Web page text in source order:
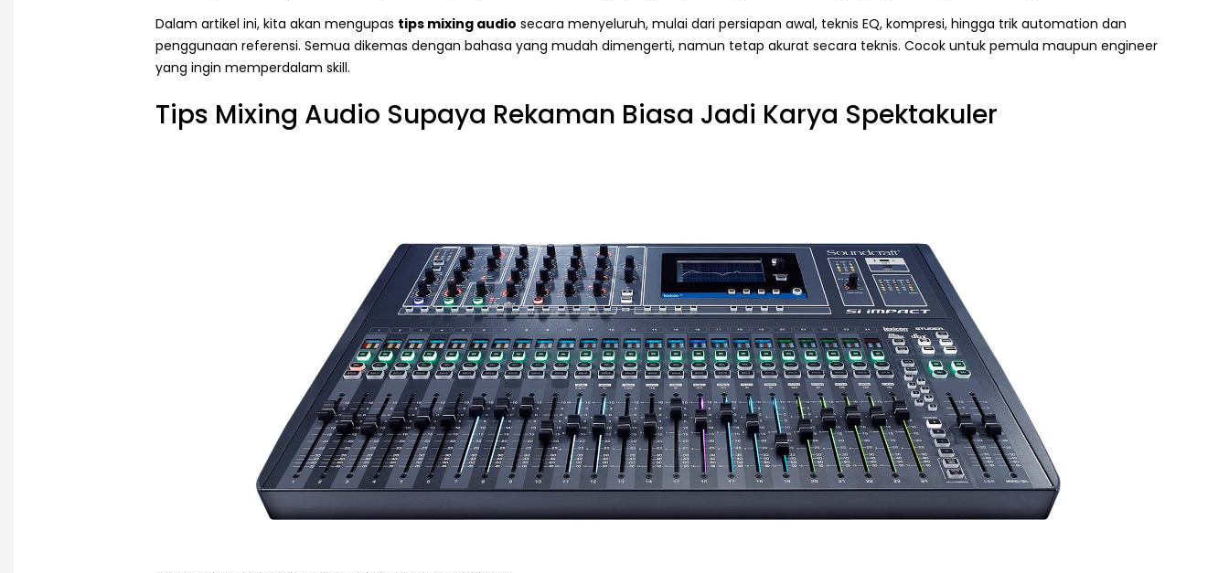
Dalam artikel ini, kita akan mengupas tips mixing audio secara menyeluruh, mulai dari persiapan awal, teknis EQ, kompresi, hingga trik automation dan
penggunaan referensi. Semua dikemas dengan bahasa yang mudah dimengerti, namun tetap akurat secara teknis. Cocok untuk pemula maupun engineer
yang ingin memperdalam skill.
Tips Mixing Audio Supaya Rekaman Biasa Jadi Karya Spektakuler